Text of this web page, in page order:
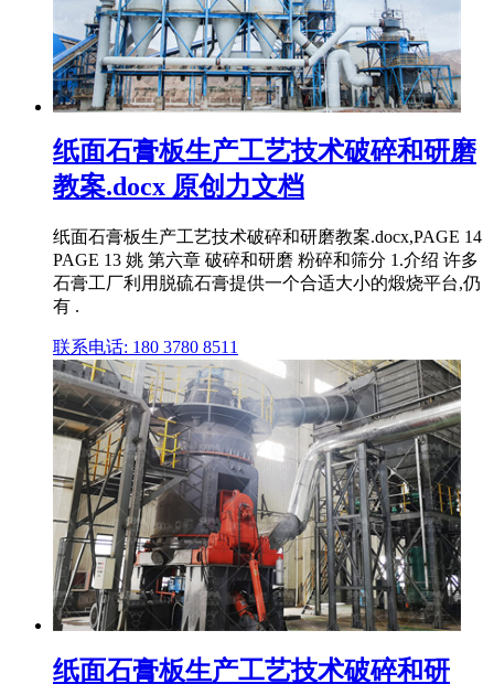
纸面石膏板生产工艺技术破碎和研磨
教案.docx 原创力文档
纸面石膏板生产工艺技术破碎和研磨教案.docx,PAGE 14
PAGE 13 姚 第六章 破碎和研磨 粉碎和筛分 1.介绍 许多
石膏工厂利用脱硫石膏提供一个合适大小的煅烧平台,仍
有 .
联系电话: 180 3780 8511
纸面石膏板生产工艺技术破碎和研